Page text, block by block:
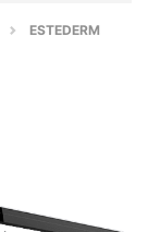
ESTEDERM